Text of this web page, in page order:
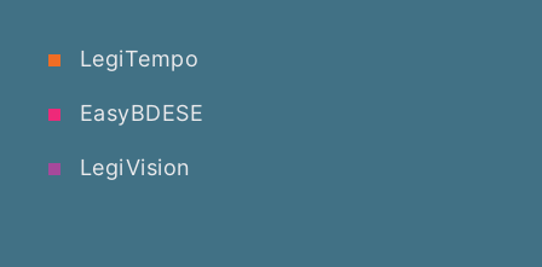
LegiTempo
EasyBDESE
LegiVision